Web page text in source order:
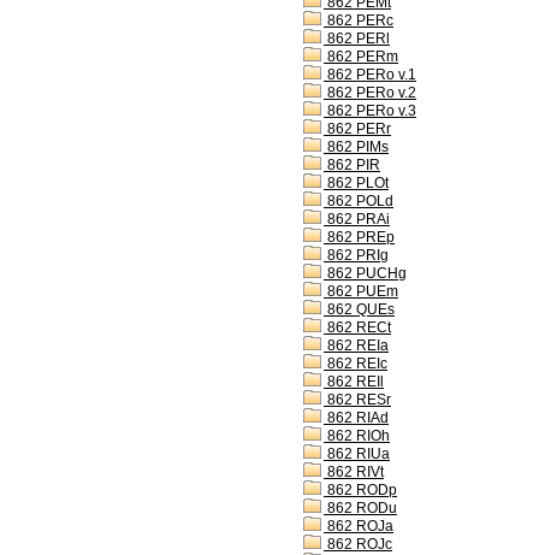
862 PERc
862 PERl
862 PERm
862 PERo v.1
862 PERo v.2
862 PERo v.3
862 PERr
862 PIMs
862 PIR
862 PLOt
862 POLd
862 PRAi
862 PREp
862 PRIg
862 PUCHg
862 PUEm
862 QUEs
862 RECt
862 REIa
862 REIc
862 REIl
862 RESr
862 RIAd
862 RIOh
862 RIUa
862 RIVt
862 RODp
862 RODu
862 ROJa
862 ROJc